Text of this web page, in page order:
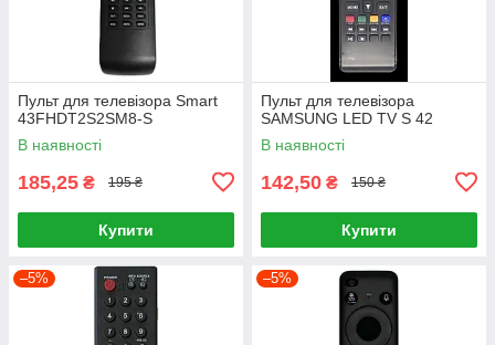
Пульт для телевізора Smart
43FHDT2S2SM8-S
В наявності
185,25 ₴ 195 ₴
Купити
Пульт для телевізора
SAMSUNG LED TV S 42
В наявності
142,50 ₴ 150 ₴
Купити
–5% –5%